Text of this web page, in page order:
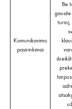
Komunikavimo
pasirinkimai
Be
turinį,